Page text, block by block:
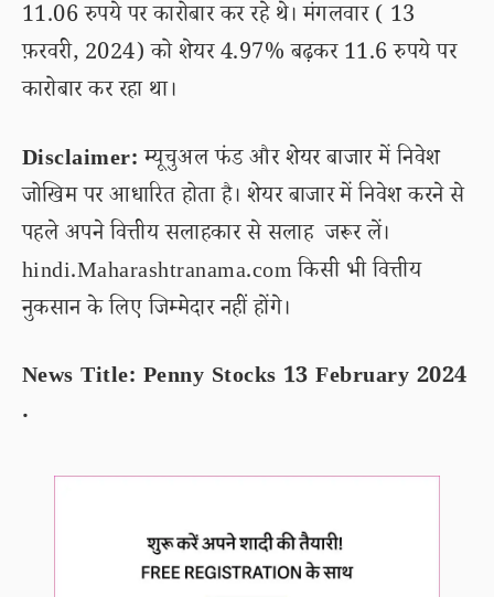
11.06 रुपये पर कारोबार कर रहे थे। मंगलवार ( 13
फ़रवरी, 2024) को शेयर 4.97% बढ़कर 11.6 रुपये पर
कारोबार कर रहा था।
Disclaimer:म्यूचुअल फंड और शेयर बाजार में निवेश
जोखिम पर आधारित होता है। शेयर बाजार में निवेश करने से
पहले अपने वित्तीय सलाहकार से सलाह जरूर लें।
hindi.Maharashtranama.com किसी भी वित्तीय
नुकसान के लिए जिम्मेदार नहीं होंगे।
News Title: Penny Stocks 13 February 2024
.